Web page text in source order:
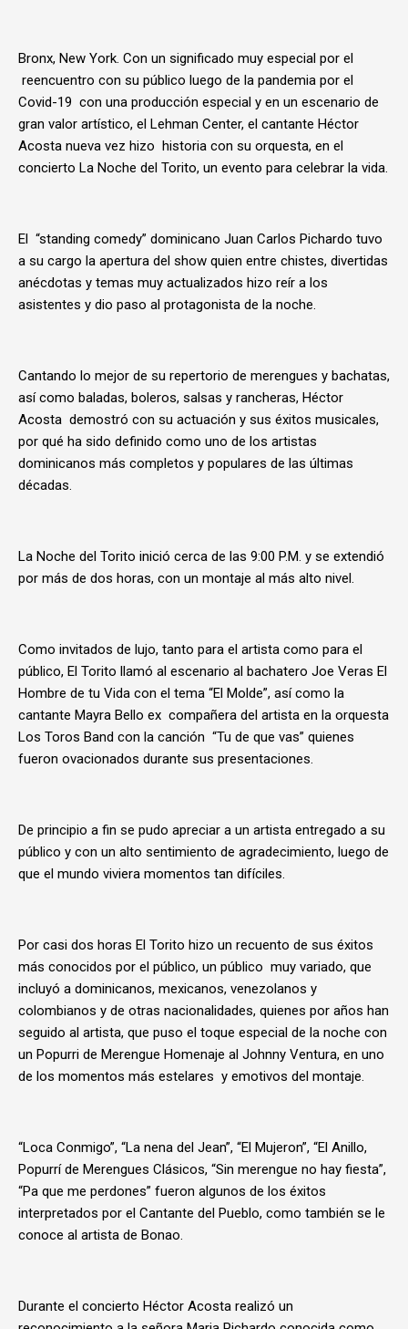
Bronx, New York. Con un significado muy especial por el
reencuentro con su público luego de la pandemia por el
Covid-19 con una producción especial y en un escenario de
gran valor artístico, el Lehman Center, el cantante Héctor
Acosta nueva vez hizo historia con su orquesta, en el
concierto La Noche del Torito, un evento para celebrar la vida.
El “standing comedy” dominicano Juan Carlos Pichardo tuvo
a su cargo la apertura del show quien entre chistes, divertidas
anécdotas y temas muy actualizados hizo reír a los
asistentes y dio paso al protagonista de la noche.
Cantando lo mejor de su repertorio de merengues y bachatas,
así como baladas, boleros, salsas y rancheras, Héctor
Acosta demostró con su actuación y sus éxitos musicales,
por qué ha sido definido como uno de los artistas
dominicanos más completos y populares de las últimas
décadas.
La Noche del Torito inició cerca de las 9:00 P.M. y se extendió
por más de dos horas, con un montaje al más alto nivel.
Como invitados de lujo, tanto para el artista como para el
público, El Torito llamó al escenario al bachatero Joe Veras El
Hombre de tu Vida con el tema “El Molde”, así como la
cantante Mayra Bello ex compañera del artista en la orquesta
Los Toros Band con la canción “Tu de que vas” quienes
fueron ovacionados durante sus presentaciones.
De principio a fin se pudo apreciar a un artista entregado a su
público y con un alto sentimiento de agradecimiento, luego de
que el mundo viviera momentos tan difíciles.
Por casi dos horas El Torito hizo un recuento de sus éxitos
más conocidos por el público, un público muy variado, que
incluyó a dominicanos, mexicanos, venezolanos y
colombianos y de otras nacionalidades, quienes por años han
seguido al artista, que puso el toque especial de la noche con
un Popurri de Merengue Homenaje al Johnny Ventura, en uno
de los momentos más estelares y emotivos del montaje.
“Loca Conmigo”, “La nena del Jean”, “El Mujeron”, “El Anillo,
Popurrí de Merengues Clásicos, “Sin merengue no hay fiesta”,
“Pa que me perdones” fueron algunos de los éxitos
interpretados por el Cantante del Pueblo, como también se le
conoce al artista de Bonao.
Durante el concierto Héctor Acosta realizó un